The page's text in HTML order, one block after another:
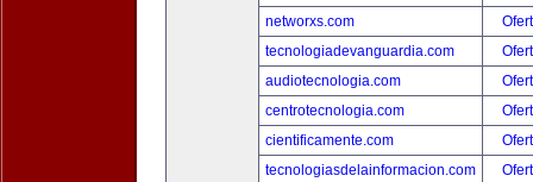
networxs.com
tecnologiadevanguardia.com
audiotecnologia.com
centrotecnologia.com
cientificamente.com
tecnologiasdelainformacion.com